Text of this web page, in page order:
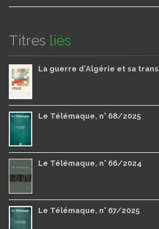
Titres liés
La guerre d'Algérie et sa
Le Télémaque, n° 68/2025
Le Télémaque, n° 66/2024
Le Télémaque, n° 67/2025